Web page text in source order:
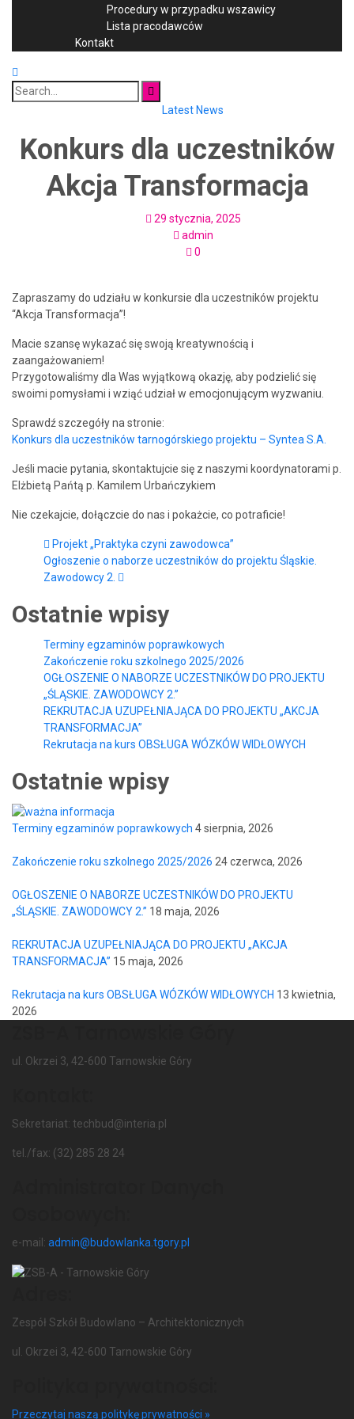
Procedury w przypadku wszawicy
Lista pracodawców
Kontakt
Search
for:
Latest News
Konkurs dla uczestników
Akcja Transformacja
29 stycznia, 2025
admin
0
Zapraszamy do udziału w konkursie dla uczestników projektu
“Akcja Transformacja”!
Macie szansę wykazać się swoją kreatywnością i
zaangażowaniem!
Przygotowaliśmy dla Was wyjątkową okazję, aby podzielić się
swoimi pomysłami i wziąć udział w emocjonującym wyzwaniu.
Sprawdź szczegóły na stronie:
Konkurs dla uczestników tarnogórskiego projektu – Syntea S.A.
Jeśli macie pytania, skontaktujcie się z naszymi koordynatorami p.
Elżbietą Pańtą p. Kamilem Urbańczykiem
Nie czekajcie, dołączcie do nas i pokażcie, co potraficie!
Projekt „Praktyka czyni zawodowca”
Ogłoszenie o naborze uczestników do projektu Śląskie.
Zawodowcy 2.
Ostatnie wpisy
Terminy egzaminów poprawkowych
Zakończenie roku szkolnego 2025/2026
OGŁOSZENIE O NABORZE UCZESTNIKÓW DO PROJEKTU
„ŚLĄSKIE. ZAWODOWCY 2.”
REKRUTACJA UZUPEŁNIAJĄCA DO PROJEKTU „AKCJA
TRANSFORMACJA”
Rekrutacja na kurs OBSŁUGA WÓZKÓW WIDŁOWYCH
Ostatnie wpisy
Terminy egzaminów poprawkowych 4 sierpnia, 2026
Zakończenie roku szkolnego 2025/2026 24 czerwca, 2026
OGŁOSZENIE O NABORZE UCZESTNIKÓW DO PROJEKTU
„ŚLĄSKIE. ZAWODOWCY 2.” 18 maja, 2026
REKRUTACJA UZUPEŁNIAJĄCA DO PROJEKTU „AKCJA
TRANSFORMACJA” 15 maja, 2026
Rekrutacja na kurs OBSŁUGA WÓZKÓW WIDŁOWYCH 13 kwietnia,
2026
ul. Okrzei 3, 42-600 Tarnowskie Góry
Sekretariat: techbud@interia.pl
tel./fax: (32) 285 28 24
e-mail: admin@budowlanka.tgory.pl
Zespół Szkół Budowlano – Architektonicznych
ul. Okrzei 3, 42-600 Tarnowskie Góry
Przeczytaj naszą politykę prywatności »